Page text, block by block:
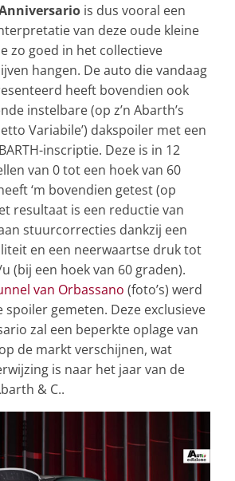
is dus vooral een
van deze oude kleine
zo goed in het collectieve
hangen. De auto die vandaag
heeft bovendien ook
instelbare (op z’n Abarth’s
Variabile’) dakspoiler met een
inscriptie. Deze is in 12
van 0 tot een hoek van 60
‘m bovendien getest (op
resultaat is een reductie van
stuurcorrecties dankzij een
en een neerwaartse druk tot
(bij een hoek van 60 graden).
van Orbassano (foto’s) werd
spoiler gemeten. Deze exclusieve
zal een beperkte oplage van
de markt verschijnen, wat
is naar het jaar van de
& C..